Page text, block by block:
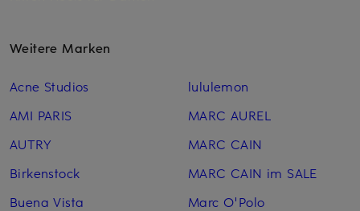
Weitere Marken
Acne Studios
AMI PARIS
AUTRY
Birkenstock
Buena Vista
lululemon
MARC AUREL
MARC CAIN
MARC CAIN im SALE
Marc O'Polo